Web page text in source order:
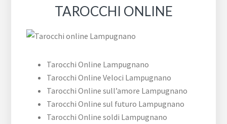
TAROCCHI ONLINE
Tarocchi Online Lampugnano
Tarocchi Online Veloci Lampugnano
Tarocchi Online sull’amore Lampugnano
Tarocchi Online sul futuro Lampugnano
Tarocchi Online soldi Lampugnano